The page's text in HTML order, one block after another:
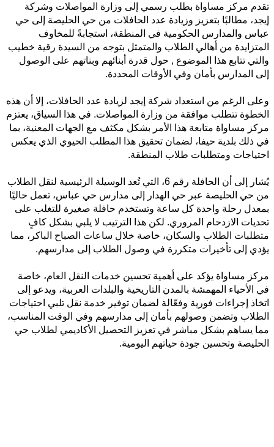
تقدم مركز مساواة بطلب رسمي إلى وزارة المواصلات وشركة
إيجد، مطالبًا بتعزيز وزيادة عدد الحافلات من حي الحليصة إلى حي
عباس والمدارس الحكومية في المنطقة، استجابةً للمخاوف
المتزايدة من أهالي الطلاب والمتمثل بتوجه من السيدة رقية خطيب
والتي تتابع هذا الموضوع , حول قدرة أبنائهم وبناتهم على الوصول
إلى المدارس بأمان وفي الأوقات المحددة.
وعلى الرغم من استعداد شركة إيجد لزيادة عدد الحافلات، إلا أن هذه
الخطوة تتطلب موافقة من وزارة المواصلات. في هذا السياق، يعتزم
مركز مساواة متابعة هذا الأمر بشكل مكثف مع الجهات المعنية، بما
في ذلك بلدية حيفا، لضمان تحقيق هذا المطلب الحيوي الذي يعكس
احتياجات ومتطلبات طلاب المنطقة.
يُشار إلى أن الحافلة رقم 6، التي تُعد الوسيلة الرئيسية لنقل الطلاب
من حي الحليصة عبر حي الهدار إلى مدارس حي عباس، تعمل حاليًا
بمعدل رحلة واحدة كل ساعة وتستخدم حافلة صغيرة للتغلب على
تحديات الازدحام المروري. لكن هذا الترتيب لا يلبي بشكل كافٍ
متطلبات الطلاب والسكان، خاصة خلال ساعات الصباح الباكر، مما
يؤدي إلى تأخيرات متكررة في وصول الطلاب إلى مدارسهم.
مركز مساواة يؤكد على أهمية تحسين خدمات النقل العام، خاصة
في الأحياء المهمشة بالمدن التاريخية والبلدات العربية، ويدعو إلى
اتخاذ إجراءات فورية وفعّالة لضمان توفير خدمة نقل تلبي احتياجات
الطلاب وتضمن وصولهم بأمان إلى مدارسهم وفي الوقت المناسب،
مما يساهم بشكل مباشر في تعزيز التحصيل الأكاديمي لطلاب حي
الحليصة وتحسين جودة حياتهم اليومية.